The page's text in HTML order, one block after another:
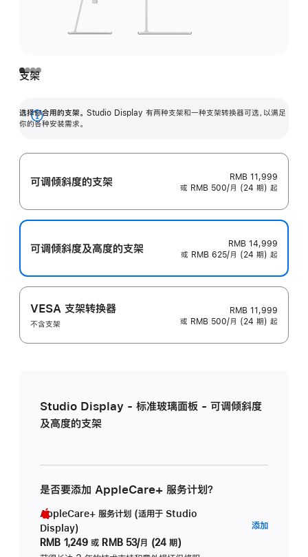
支架
选择你合用的支架。 Studio Display 有两种支架和一种支架转换器可选，以满足
你的各种安装需求。
展
可调倾斜度的支架
RMB 11,999
或 RMB 500/月 (24 期) 起
可调倾斜度及高‍度的支‍架
RMB 14,999
或 RMB 625/月 (24 期) 起
VESA 支架转换器
不含支架
RMB 11,999
或 RMB 500/月 (24 期) 起
Studio Display - 标准玻璃面板 - 可调倾斜度
及高度的支架
是否要添加 AppleCare+ 服务计划？
AppleCare+ 服务计划 (适用于 Studio
Display)
RMB 1,249 或 RMB 53/月 (24 期)
添加